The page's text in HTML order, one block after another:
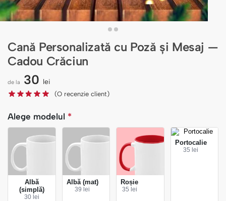
Cană Personalizată cu Poză și Mesaj —
Cadou Crăciun
de la 30 lei
(O recenzie client)
Alege modelul *
Albă
(simplă)
30 lei
Albă (mat)
39 lei
Roșie
35 lei
Portocalie
35 lei